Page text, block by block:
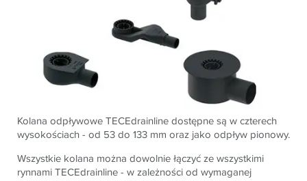
Kolana odpływoweTECEdrainline dostępne są w czterech
wysokościach - od 53 do 133 mm oraz jako odpływ pionowy.
Wszystkie kolana można dowolnie łączyć ze wszystkimi
rynnamiTECEdrainline - w zależności od wymaganej